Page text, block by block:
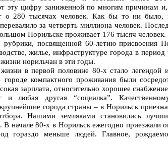
эту цифру заниженной по многим причинам
о 280 тысячах человек. Как бы то ни
за четверть миллиона человек.
Норильске проживает 176 тысяч человек.
посвященной 60-летию присвоения
жилье, инфраструктуре города в
норильчан в эти годы.
жизни в первой половине 80-х стало легендой
компактного проживания были
зарплата, относительно хорошее
и любая другая “социалка”.
города страны – в Норильск
Нашими земляками становились
начале 80-х в Норильск ежегодно приезжали
гораздо меньше людей. Главное,